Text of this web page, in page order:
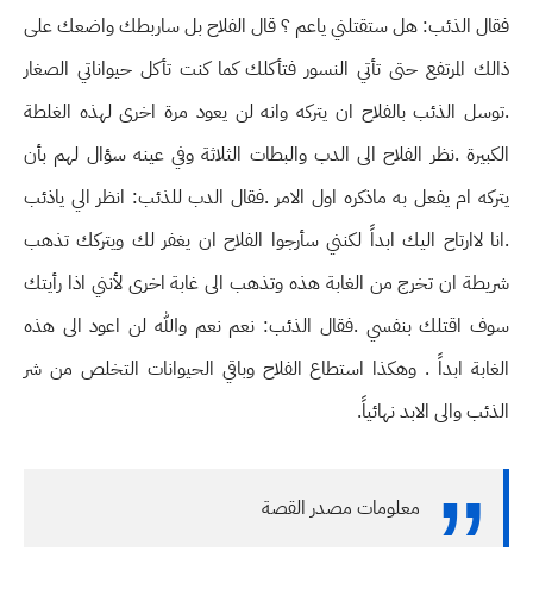
فقال الذئب: هل ستقتلني ياعم ؟ قال الفلاح بل ساربطك واضعك على
ذالك المرتفع حتى تأتي النسور فتأكلك كما كنت تأكل حيواناتي الصغار
.توسل الذئب بالفلاح ان يتركه وانه لن يعود مرة اخرى لهذه الغلطة
الكبيرة .نظر الفلاح الى الدب والبطات الثلاثة وفي عينه سؤال لهم بأن
يتركه ام يفعل به ماذكره اول الامر .فقال الدب للذئب: انظر الي ياذئب
.انا لاارتاح اليك ابداً لكنني سأرجوا الفلاح ان يغفر لك ويتركك تذهب
شريطة ان تخرج من الغابة هذه وتذهب الى غابة اخرى لأنني اذا رأيتك
سوف اقتلك بنفسي .فقال الذئب: نعم نعم والله لن اعود الى هذه
الغابة ابداً . وهكذا استطاع الفلاح وباقي الحيوانات التخلص من شر
الذئب والى الابد نهائياً.
معلومات مصدر القصة